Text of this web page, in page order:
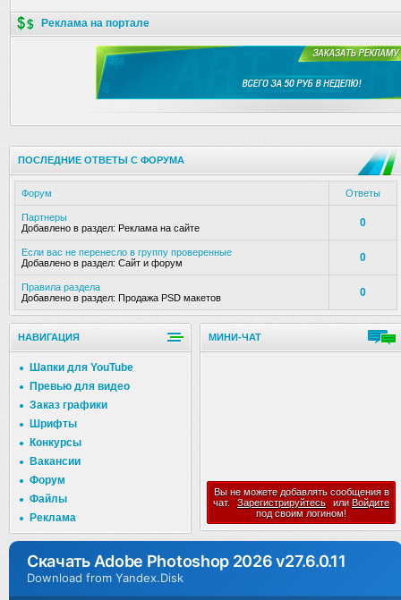
Реклама на портале
ПОСЛЕДНИЕ ОТВЕТЫ С ФОРУМА
Форум Ответы
Партнеры
Добавлено в раздел: Реклама на сайте 0
Если вас не перенесло в группу проверенные
Добавлено в раздел: Сайт и форум 0
Правила раздела
Добавлено в раздел: Продажа PSD макетов 0
НАВИГАЦИЯ
Шапки для YouTube
Превью для видео
Заказ графики
Шрифты
Конкурсы
Вакансии
Форум
Файлы
Реклама
МИНИ-ЧАТ
Вы не можете добавлять сообщения в
чат.
Зарегистрируйтесь или Войдите
под своим логином!
Скачать Adobe Photoshop 2026 v27.6.0.11
Download from Yandex.Disk